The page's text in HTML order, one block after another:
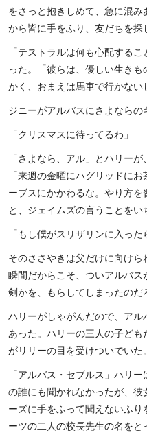
をさっと抱きしめて、急に混
から皆に手をふり、友だちを探
「テストラルは何も心配する
った。「彼らは、優しい生き
かく、おまえは馬車で行かない
ジニーがアルバスにさよならの
「クリスマスに待ってるわ」
「さよなら、アル」とハリー
「来週の金曜にハグリッドに
ーブスにかかわるな。やり方
と、ジェイムズの言うことをい
「もし僕がスリザリンに入った
そのささやきは父だけに向け
瞬間だからこそ、ついアルバ
剣かを、もらしてしまったのだ
ハリーがしゃがんだので、ア
あった。ハリーの三人の子ど
がリリーの目を受けついでいた。
「アルバス・セブルス」ハリ
の誰にも聞かれなかったが、
ーズに手をふって聞えないふ
ーツの二人の校長先生の名を